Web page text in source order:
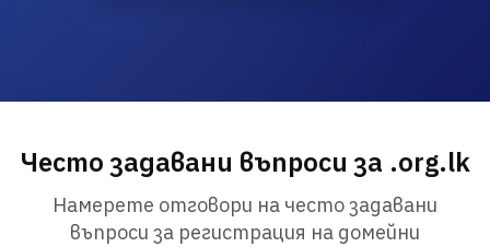
Често задавани въпроси за .org.lk
Намерете отговори на често задавани
въпроси за регистрация на домейни